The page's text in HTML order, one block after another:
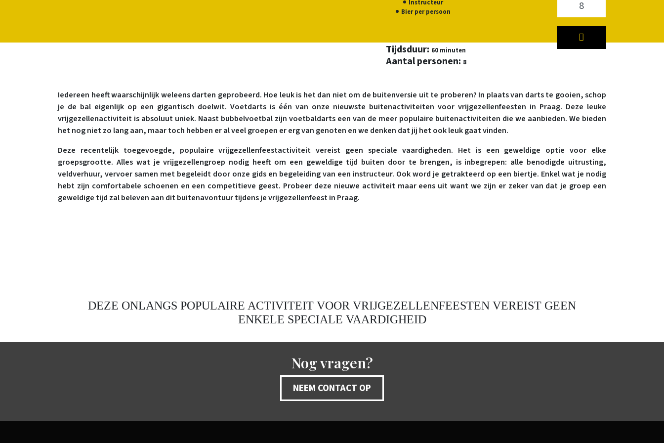
Instructeur
Bier per persoon
Tijdsduur: 60 minuten
Aantal personen: 8
Iedereen heeft waarschijnlijk weleens darten geprobeerd. Hoe leuk is het dan niet om de buitenversie uit te proberen? In plaats van darts te gooien, schop
je de bal eigenlijk op een gigantisch doelwit. Voetdarts is één van onze nieuwste buitenactiviteiten voor vrijgezellenfeesten in Praag. Deze leuke
vrijgezellenactiviteit is absoluut uniek. Naast bubbelvoetbal zijn voetbaldarts een van de meer populaire buitenactiviteiten die we aanbieden. We bieden
het nog niet zo lang aan, maar toch hebben er al veel groepen er erg van genoten en we denken dat jij het ook leuk gaat vinden.
Deze recentelijk toegevoegde, populaire vrijgezellenfeestactiviteit vereist geen speciale vaardigheden. Het is een geweldige optie voor elke
groepsgrootte. Alles wat je vrijgezellengroep nodig heeft om een geweldige tijd buiten door te brengen, is inbegrepen: alle benodigde uitrusting,
veldverhuur, vervoer samen met begeleidt door onze gids en begeleiding van een instructeur. Ook word je getrakteerd op een biertje. Enkel wat je nodig
hebt zijn comfortabele schoenen en een competitieve geest. Probeer deze nieuwe activiteit maar eens uit want we zijn er zeker van dat je groep een
geweldige tijd zal beleven aan dit buitenavontuur tijdens je vrijgezellenfeest in Praag.
DEZE ONLANGS POPULAIRE ACTIVITEIT VOOR VRIJGEZELLENFEESTEN VEREIST GEEN
ENKELE SPECIALE VAARDIGHEID
Nog vragen?
NEEM CONTACT OP